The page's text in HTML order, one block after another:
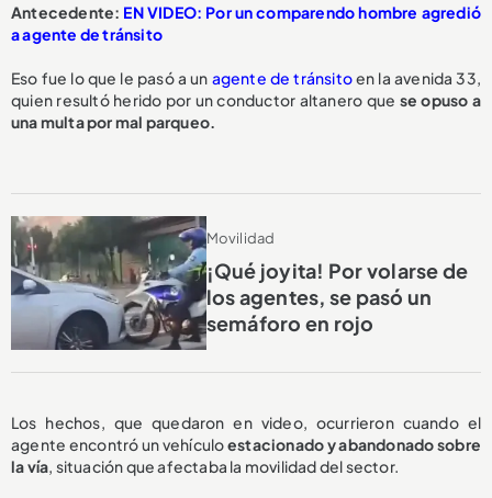
Antecedente: EN VIDEO: Por un comparendo hombre agredió
a agente de tránsito
Eso fue lo que le pasó a un agente de tránsitoen la avenida 33,
quien resultó herido por un conductor altanero que se opuso a
una multapor mal parqueo.
Movilidad
¡Qué joyita! Por volarse de
los agentes, se pasó un
semáforo en rojo
Los hechos, que quedaron en video, ocurrieron cuando el
agente encontró un vehículoestacionado y abandonado sobre
la vía, situación que afectaba la movilidad del sector.